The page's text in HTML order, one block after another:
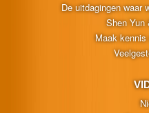
De uitdagingen waar
Shen Yun
Maak